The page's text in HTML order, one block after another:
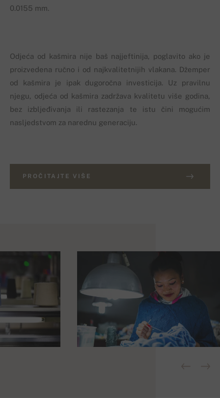
0.0155 mm.
Odjeća od kašmira nije baš najjeftinija, poglavito ako je
proizvedena ručno i od najkvalitetnijih vlakana. Džemper
od kašmira je ipak dugoročna investicija. Uz pravilnu
njegu, odjeća od kašmira zadržava kvalitetu više godina,
bez izbljeđivanja ili rastezanja te istu čini mogućim
nasljedstvom za narednu generaciju.
PROČITAJTE VIŠE